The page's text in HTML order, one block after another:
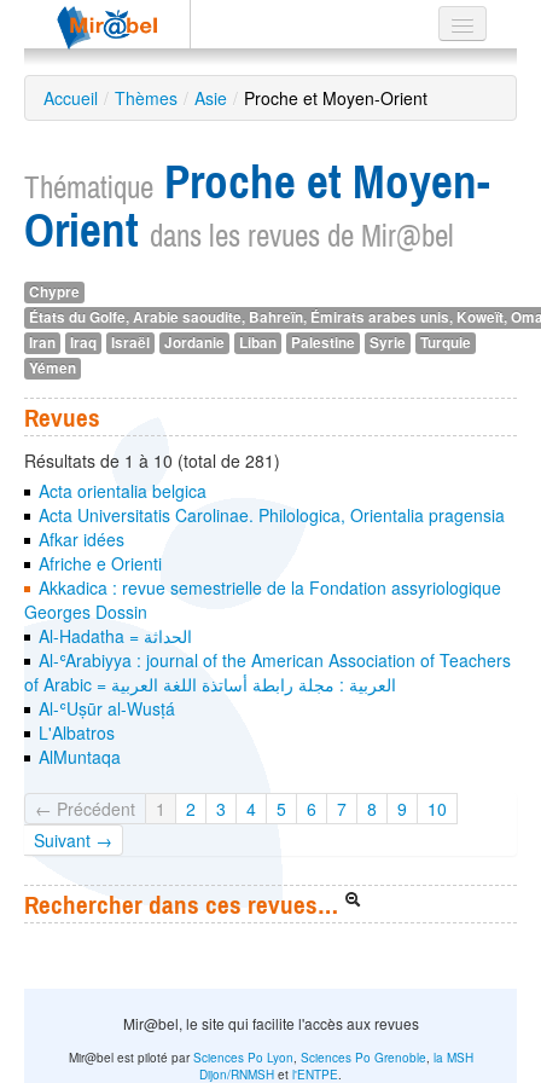
Le réseau
Soutien
Recherche
avancée
EN
ES
?
Accueil / Thèmes / Asie / Proche et Moyen-Orient
Thématique Proche et Moyen-
Orient dans les revues de Mir@bel
Chypre
États du Golfe, Arabie saoudite, Bahreïn, Émirats arabes unis, Koweït,
Iran
Iraq Israël Jordanie Liban Palestine Syrie
Turquie
Yémen
Revues
Résultats de 1 à 10 (total de 281)
Acta orientalia belgica
Acta Universitatis Carolinae. Philologica, Orientalia pragensia
Afkar idées
Afriche e Orienti
Akkadica : revue semestrielle de la Fondation assyriologique
Georges Dossin
Al-Hadatha = الحداثة
Al-ʿArabiyya : journal of the American Association of Teachers
of Arabic = العربية : مجلة رابطة أساتذة اللغة العربية
Al-ʿUṣūr al-Wusṭá
L'Albatros
AlMuntaqa
← Précédent 1 2 3 4 5 6 7 8 9
10
Suivant →
Rechercher dans ces revues…
Mir@bel, le site qui facilite l'accès aux revues
Mir@bel est piloté parSciences Po Lyon Sciences Po Grenoble, la MSH
Dijon/RNMSH et l'ENTPE